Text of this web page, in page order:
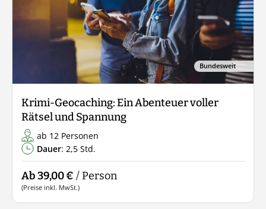
Bundesweit
Krimi-Geocaching: Ein Abenteuer voller
Rätsel und Spannung
ab 12 Personen
Dauer: 2,5 Std.
Ab 39,00 € / Person
(Preise inkl. MwSt.)